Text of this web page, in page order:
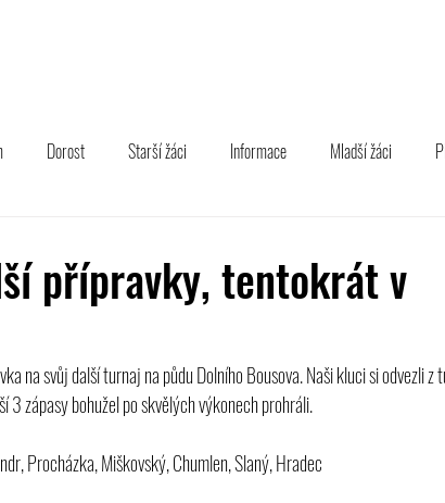
Dorost Starší žáci Informace Mladší žáci
přípravky, tentokrát v
na svůj další turnaj na půdu Dolního Bousova. Naši kluci si odvezli z
zápasy bohužel po skvělých výkonech prohráli.
Procházka, Miškovský, Chumlen, Slaný, Hradec